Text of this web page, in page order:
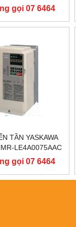
BIẾN TẦN
L1000
gọi 07 6464
9556
TẦN YASKAWA
LE4A0075AAC
BIẾN TẦN
L1000
gọi 07 6464